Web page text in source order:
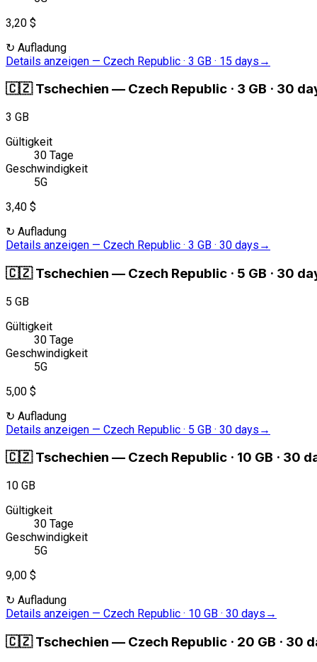
3,20 $
↻ Aufladung
Details anzeigen — Czech Republic · 3 GB · 15 days →
🇨🇿 Tschechien — Czech Republic · 3 GB · 30
3 GB
Gültigkeit
30 Tage
Geschwindigkeit
5G
3,40 $
↻ Aufladung
Details anzeigen — Czech Republic · 3 GB · 30 days →
🇨🇿 Tschechien — Czech Republic · 5 GB · 30
5 GB
Gültigkeit
30 Tage
Geschwindigkeit
5G
5,00 $
↻ Aufladung
Details anzeigen — Czech Republic · 5 GB · 30 days →
🇨🇿 Tschechien — Czech Republic · 10 GB · 30
10 GB
Gültigkeit
30 Tage
Geschwindigkeit
5G
9,00 $
↻ Aufladung
Details anzeigen — Czech Republic · 10 GB · 30 days →
🇨🇿 Tschechien — Czech Republic · 20 GB · 30